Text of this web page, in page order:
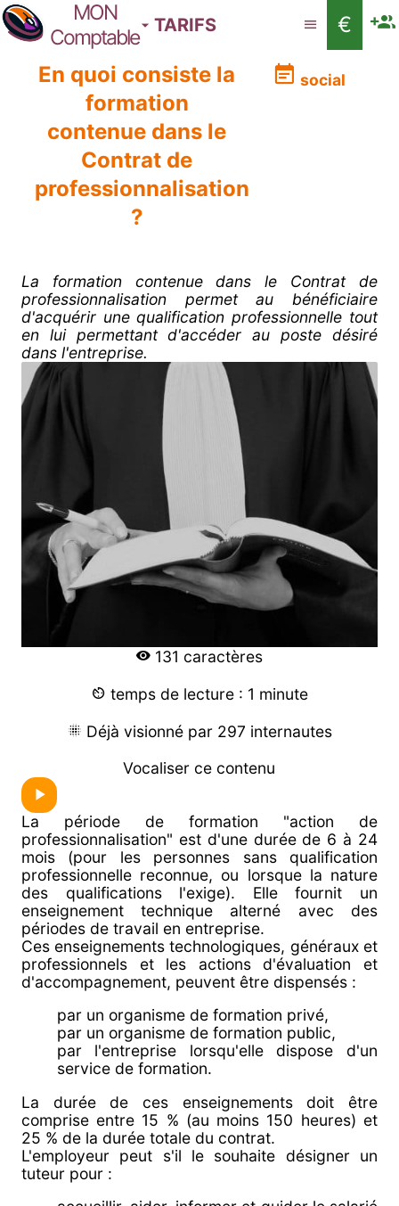
MON
Comptable
TARIFS
€
En quoi consiste la
formation
contenue dans le
Contrat de
professionnalisation
?
social
La formation contenue dans le Contrat de
professionnalisation permet au bénéficiaire
d'acquérir une qualification professionnelle tout
en lui permettant d'accéder au poste désiré
dans l'entreprise.
131 caractères
temps de lecture : 1 minute
Déjà visionné par 297 internautes
Vocaliser ce contenu
La période de formation "action de
professionnalisation" est d'une durée de 6 à 24
mois (pour les personnes sans qualification
professionnelle reconnue, ou lorsque la nature
des qualifications l'exige). Elle fournit un
enseignement technique alterné avec des
périodes de travail en entreprise.
Ces enseignements technologiques, généraux et
professionnels et les actions d'évaluation et
d'accompagnement, peuvent être dispensés :
par un organisme de formation privé,
par un organisme de formation public,
par l'entreprise lorsqu'elle dispose d'un
service de formation.
La durée de ces enseignements doit être
comprise entre 15 % (au moins 150 heures) et
25 % de la durée totale du contrat.
L'employeur peut s'il le souhaite désigner un
tuteur pour :